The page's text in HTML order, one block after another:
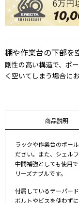
棚や作業台の下部を
剛性の高い構造で、ポ
く空いてしまう場合に
商品説明
ラックや作業台のポー
ださい。また、シェル
中間補強としても使用
リーズナブルです。
付属しているテーパー
ボルトやビスを使わず